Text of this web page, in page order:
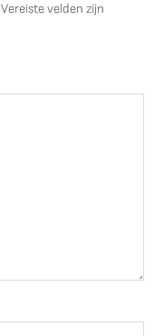
Vereiste velden zijn